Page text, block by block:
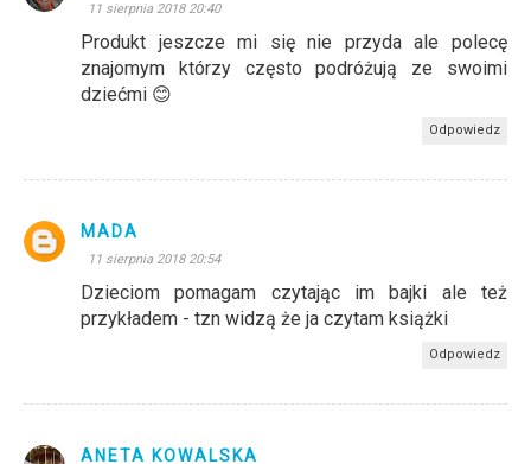
11 sierpnia 2018 20:40
Produkt jeszcze mi się nie przyda ale polecę
znajomym którzy często podróżują ze swoimi
dziećmi 😊
Odpowiedz
MADA
11 sierpnia 2018 20:54
Dzieciom pomagam czytając im bajki ale też
przykładem - tzn widzą że ja czytam książki
Odpowiedz
ANETA KOWALSKA